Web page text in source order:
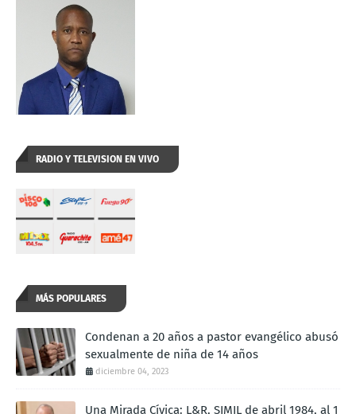
RADIO Y TELEVISION EN VIVO
MÁS POPULARES
Condenan a 20 años a pastor evangélico abusó
sexualmente de niña de 14 años
diciembre 04, 2023
Una Mirada Cívica: L&R, SIMIL de abril 1984, al 1